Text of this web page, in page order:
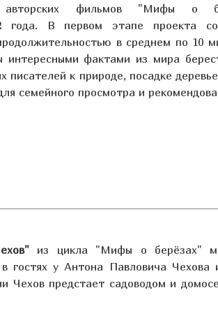
фильмов "Мифы о
года. В первом этапе проекта
в среднем по 10
интересными фактами из мира
писателей к природе, посадке
семейного просмотра и
из цикла "Мифы о берёзах"
гостях у Антона Павловича Чехова
Чехов предстает садоводом и